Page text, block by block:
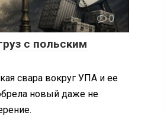
0
с польским
свара вокруг УПА и ее
новый даже не